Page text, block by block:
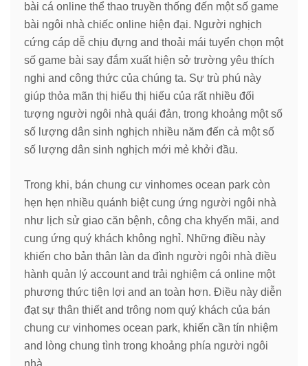
bài cá online thể thao truyền thống đến một số game
bài ngôi nhà chiếc online hiện đại. Người nghịch
cứng cáp dễ chịu đựng and thoải mái tuyển chọn một
số game bài say đắm xuất hiện sở trường yêu thích
nghi and công thức của chúng ta. Sự trù phú này
giúp thỏa mãn thị hiếu thị hiếu của rất nhiều đối
tượng người ngôi nhà quái đản, trong khoảng một số
số lượng dân sinh nghịch nhiều năm đến cả một số
số lượng dân sinh nghịch mới mẻ khởi đầu.
Trong khi, bán chung cư vinhomes ocean park còn
hẹn hẹn nhiều quánh biệt cung ứng người ngôi nhà
như lịch sử giao căn bệnh, công cha khyến mãi, and
cung ứng quý khách không nghỉ. Những điều này
khiến cho bản thân làn da đình người ngôi nhà điều
hành quản lý account and trải nghiệm cá online một
phương thức tiện lợi and an toàn hơn. Điều này diễn
đạt sự thân thiết and trông nom quý khách của bán
chung cư vinhomes ocean park, khiến cần tín nhiệm
and lòng chung tình trong khoảng phía người ngôi